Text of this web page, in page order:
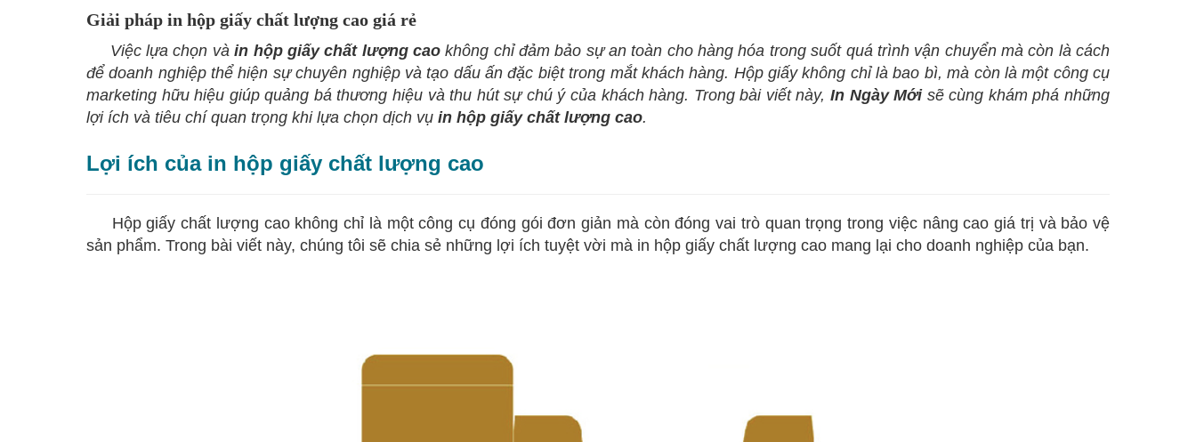
Giải pháp in hộp giấy chất lượng cao giá rẻ
Việc lựa chọn vàin hộp giấychất lượng caokhông chỉ đảm bảo sự an toàn cho hàng hóa trong suốt quá trình vận chuyển mà còn là cách
để doanh nghiệp thể hiện sự chuyên nghiệp và tạo dấu ấn đặc biệt trong mắt khách hàng. Hộp giấy không chỉ là bao bì, mà còn là một công cụ
marketing hữu hiệu giúp quảng bá thương hiệu và thu hút sự chú ý của khách hàng. Trong bài viết này, In Ngày Mớisẽ cùng khám phá những
lợi ích và tiêu chí quan trọng khi lựa chọn dịch vụ in hộp giấy chất lượng cao.
Lợi ích của in hộp giấy chất lượng cao
Hộp giấy chất lượng cao không chỉ là một công cụ đóng gói đơn giản mà còn đóng vai trò quan trọng trong việc nâng cao giá trị và bảo vệ
sản phẩm. Trong bài viết này, chúng tôi sẽ chia sẻ những lợi ích tuyệt vời mà in hộp giấy chất lượng cao mang lại cho doanh nghiệp của bạn.